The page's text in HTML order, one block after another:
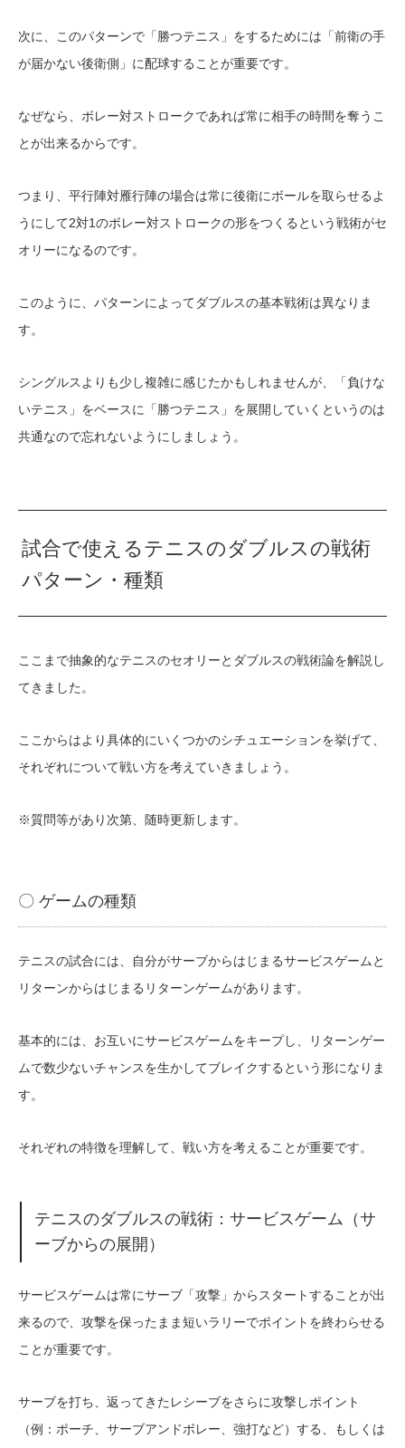
次に、このパターンで「勝つテニス」をするためには「前衛の手
が届かない後衛側」に配球することが重要です。
なぜなら、ボレー対ストロークであれば常に相手の時間を奪うこ
とが出来るからです。
つまり、平行陣対雁行陣の場合は常に後衛にボールを取らせるよ
うにして2対1のボレー対ストロークの形をつくるという戦術がセ
オリーになるのです。
このように、パターンによってダブルスの基本戦術は異なりま
す。
シングルスよりも少し複雑に感じたかもしれませんが、「負けな
いテニス」をベースに「勝つテニス」を展開していくというのは
共通なので忘れないようにしましょう。
試合で使えるテニスのダブルスの戦術
パターン・種類
ここまで抽象的なテニスのセオリーとダブルスの戦術論を解説し
てきました。
ここからはより具体的にいくつかのシチュエーションを挙げて、
それぞれについて戦い方を考えていきましょう。
※質問等があり次第、随時更新します。
〇 ゲームの種類
テニスの試合には、自分がサーブからはじまるサービスゲームと
リターンからはじまるリターンゲームがあります。
基本的には、お互いにサービスゲームをキープし、リターンゲー
ムで数少ないチャンスを生かしてブレイクするという形になりま
す。
それぞれの特徴を理解して、戦い方を考えることが重要です。
テニスのダブルスの戦術：サービスゲーム（サ
ーブからの展開）
サービスゲームは常にサーブ「攻撃」からスタートすることが出
来るので、攻撃を保ったまま短いラリーでポイントを終わらせる
ことが重要です。
サーブを打ち、返ってきたレシーブをさらに攻撃しポイント
（例：ポーチ、サーブアンドボレー、強打など）する、もしくは